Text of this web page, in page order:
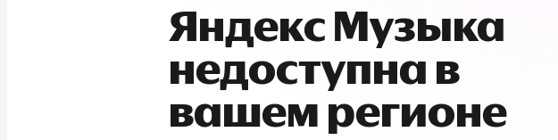
Яндекс Музыка
недоступна в
вашем регионе